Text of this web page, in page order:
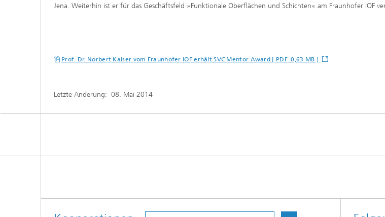
Jena. Weiterhin ist er für das Geschäftsfeld »Funktionale Oberflächen und Schichten« am Fraunhofer IOF
Prof. Dr. Norbert Kaiser vom Fraunhofer IOF erhält SVC Mentor Award [ PDF 0,63 MB ]
Letzte Änderung: 08. Mai 2014